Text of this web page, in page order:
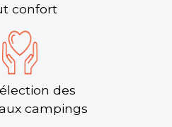
confort
des
campings